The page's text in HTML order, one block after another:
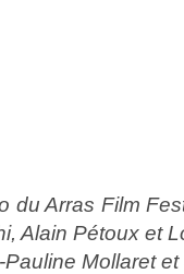
du Arras Film
Alain Pétoux et
Mollaret